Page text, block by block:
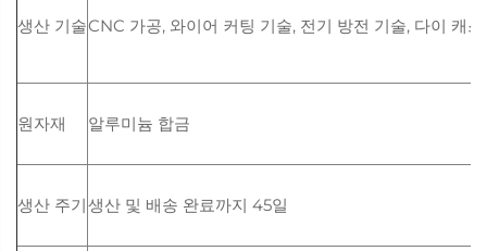
생산 기술CNC 가공, 와이어 커팅 기술, 전기 방전 기술, 다이 캐
원자재 알루미늄 합금
생산 주기생산 및 배송 완료까지 45일